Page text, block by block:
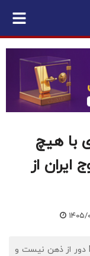
با هیچ
از
۱۳:۵۲
اقتصادنیوز: خضریان گفت: خروج ایران از NPT دور از ذهن نیست و